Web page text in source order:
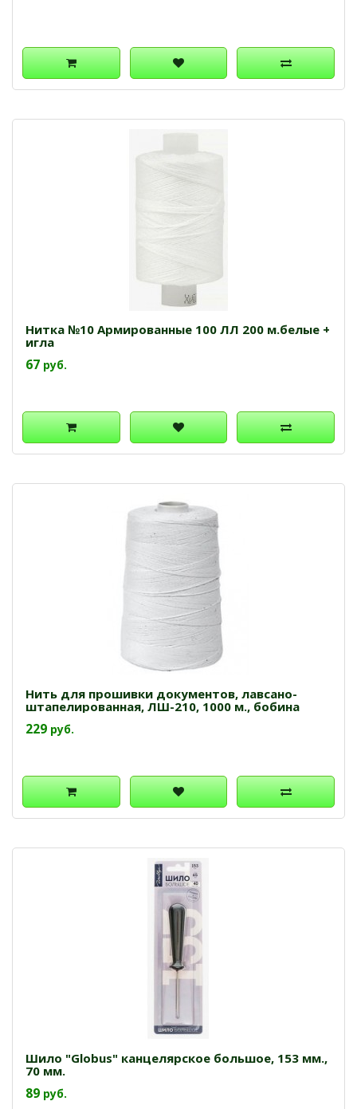
Нитка №10 Армированные 100 ЛЛ 200 м.белые +
игла
67 руб.
Нить для прошивки документов, лавсано-
штапелированная, ЛШ-210, 1000 м., бобина
229 руб.
Шило "Globus" канцелярское большое, 153 мм.,
70 мм.
89 руб.